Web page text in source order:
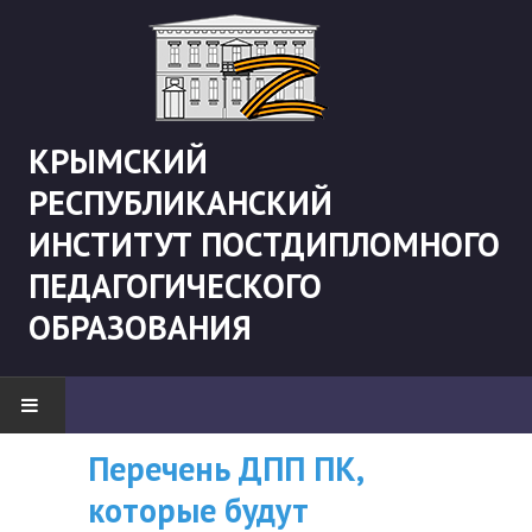
КРЫМСКИЙ
РЕСПУБЛИКАНСКИЙ
ИНСТИТУТ ПОСТДИПЛОМНОГО
ПЕДАГОГИЧЕСКОГО
ОБРАЗОВАНИЯ
НОВОСТИ
"Боевая" русистика
ВНИМАНИЮ
СЛУШАТЕЛЕЙ, У
Перечень ДПП ПК,
которые будут